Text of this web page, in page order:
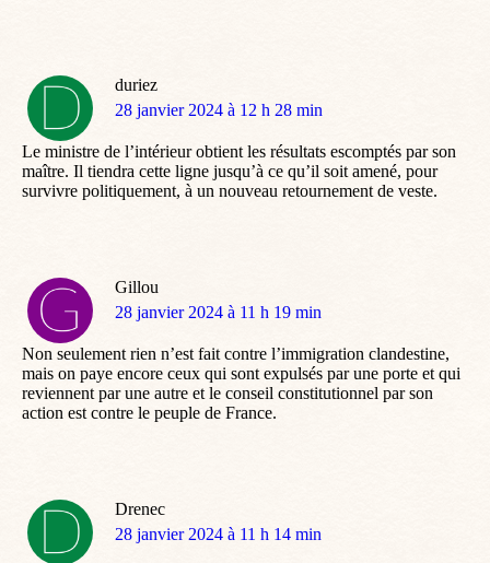
duriez
dit
28 janvier 2024 à 12 h 28 min
Le ministre de l’intérieur obtient les résultats escomptés par son
maître. Il tiendra cette ligne jusqu’à ce qu’il soit amené, pour
survivre politiquement, à un nouveau retournement de veste.
Gillou
dit
28 janvier 2024 à 11 h 19 min
Non seulement rien n’est fait contre l’immigration clandestine,
mais on paye encore ceux qui sont expulsés par une porte et qui
reviennent par une autre et le conseil constitutionnel par son
action est contre le peuple de France.
Drenec
dit
28 janvier 2024 à 11 h 14 min